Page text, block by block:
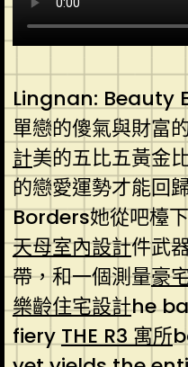
Lingnan: Beauty
單戀的傻氣與財富
計美的五比五黃金
的戀愛運勢才能回
Borders她從吧檯
天母室內設計件武
帶，和一個測量豪
樂齡住宅設計he
fiery THE R3 寓所